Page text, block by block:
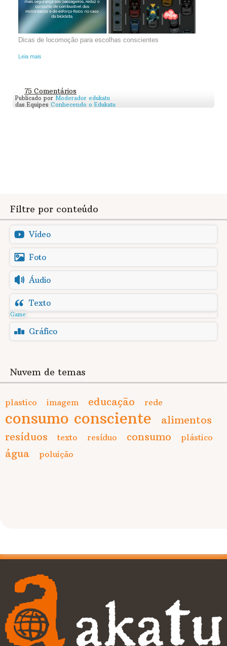
Dicas de locomoção para escolhas conscientes
Leia mais
75 Comentários
Publicado por Moderador edukatu
das Equipes Conhecendo o Edukatu
Filtre por conteúdo
Vídeo
Foto
Áudio
Texto
Game
Gráfico
Nuvem de temas
plastico imagem educação rede
consumo consciente
alimentos
resíduos
texto resíduo consumo plástico
água poluição